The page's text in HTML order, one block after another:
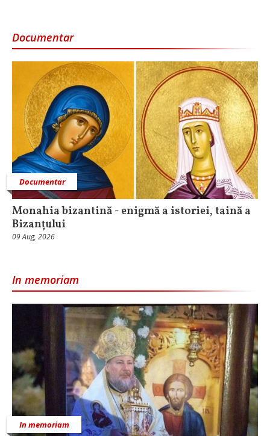
Documentar
Documentar
Monahia bizantină - enigmă a istoriei, taină a
Bizanțului
09 Aug, 2026
In memoriam
In memoriam